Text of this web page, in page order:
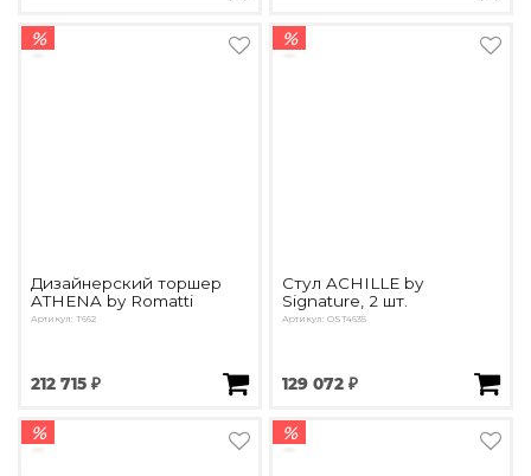
%
Дизайнерский торшер
ATHENA by Romatti
Артикул: T662
212 715 ₽
%
Стул ACHILLE by
Signature, 2 шт.
Артикул: OST4635
129 072 ₽
% %